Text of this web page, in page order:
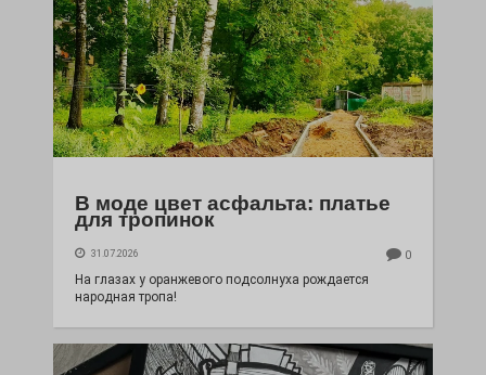
В моде цвет асфальта: платье
для тропинок
31.07.2026 0
На глазах у оранжевого подсолнуха рождается
народная тропа!